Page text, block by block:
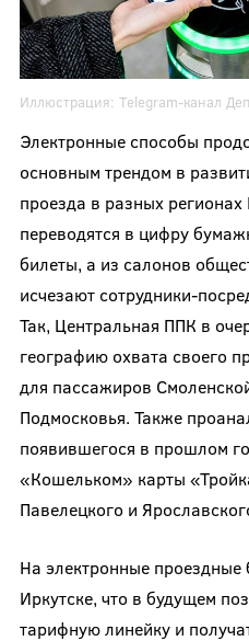
Иллюстрация: Telegram-канал
Электронные способы
основным трендом в
проезда в разных
переводятся в цифру
билеты, а из салонов
исчезают сотрудники-
Так, Центральная ППК в
географию охвата своего
для пассажиров
Подмосковья. Также
появившегося в прошлом
«Кошельком» карты
Павелецкого и
На электронные проездные
Иркутске, что в будущем
тарифную линейку и